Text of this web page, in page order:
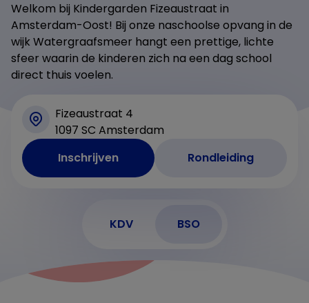
Welkom bij Kindergarden Fizeaustraat in
Amsterdam-Oost! Bij onze naschoolse opvang in de
wijk Watergraafsmeer hangt een prettige, lichte
sfeer waarin de kinderen zich na een dag school
direct thuis voelen.
Fizeaustraat 4
1097 SC Amsterdam
Inschrijven
Rondleiding
KDV BSO